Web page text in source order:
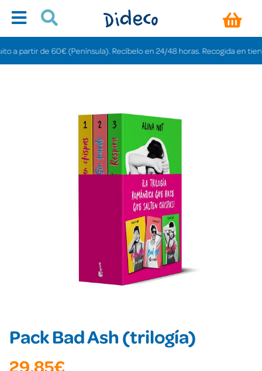
de 60€ (Península). Recíbelo en 24/48 horas. Recogida en tiendas
Pack Bad Ash (trilogía)
29,85€